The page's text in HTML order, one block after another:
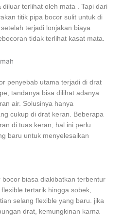
terlihat oleh mata . Tapi dari
titik pipa bocor sulit untuk di
terjadi lonjakan biaya
tidak terlihat kasat mata.
penyebab utama terjadi di drat
tandanya bisa dilihat adanya
air. Solusinya hanya
cukup di drat keran. Beberapa
di tuas keran, hal ini perlu
baru untuk menyelesaikan
bocor biasa diakibatkan terbentur
tertarik hingga sobek,
selang flexible yang baru. jika
drat, kemungkinan karna